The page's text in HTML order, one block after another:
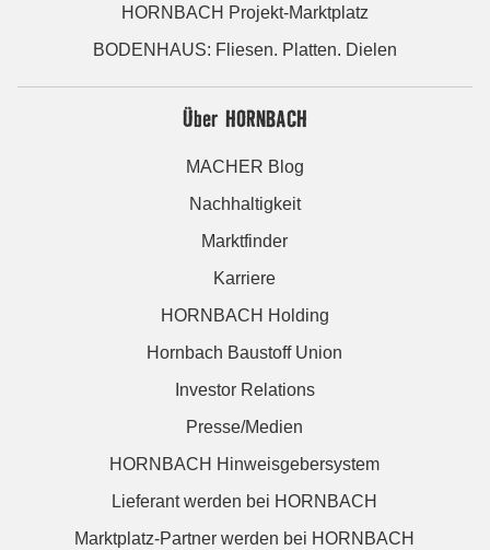
HORNBACH Projekt-Marktplatz
BODENHAUS: Fliesen. Platten. Dielen
Über HORNBACH
MACHER Blog
Nachhaltigkeit
Marktfinder
Karriere
HORNBACH Holding
Hornbach Baustoff Union
Investor Relations
Presse/Medien
HORNBACH Hinweisgebersystem
Lieferant werden bei HORNBACH
Marktplatz-Partner werden bei HORNBACH